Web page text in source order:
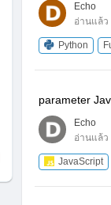
Echo
อ่านแล้ว
Python
parameter
Echo
อ่านแล้ว
JavaScript